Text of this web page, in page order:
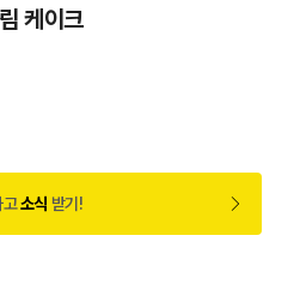
케이크
고소식 받기!